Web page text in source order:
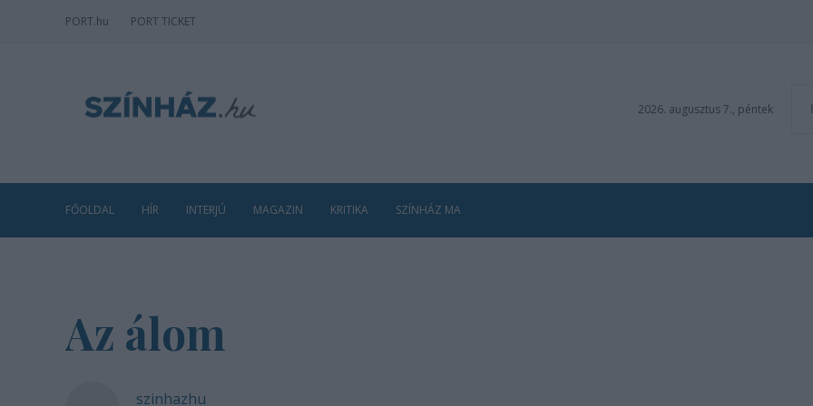
PORT.hu PORT TICKET
2026. augusztus 7., péntek
FŐOLDAL HÍR INTERJÚ MAGAZIN KRITIKA SZÍNHÁZ MA
Az álom
szinhazhu